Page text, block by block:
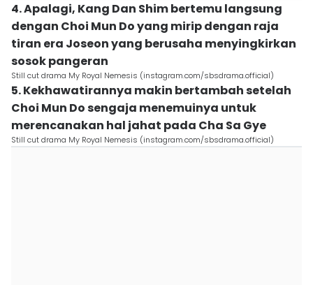
4. Apalagi, Kang Dan Shim bertemu langsung
dengan Choi Mun Do yang mirip dengan raja
tiran era Joseon yang berusaha menyingkirkan
sosok pangeran
Still cut drama My Royal Nemesis (instagram.com/sbsdrama.official)
5. Kekhawatirannya makin bertambah setelah
Choi Mun Do sengaja menemuinya untuk
merencanakan hal jahat pada Cha Sa Gye
Still cut drama My Royal Nemesis (instagram.com/sbsdrama.official)